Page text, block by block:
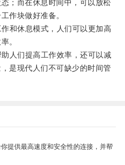
；而在休息时间中，可以放松
作块做好准备。
休息模式，人们可以更加高
。
们提高工作效率，还可以减
是现代人们不可缺少的时间管
提供最高速度和安全性的连接，并帮